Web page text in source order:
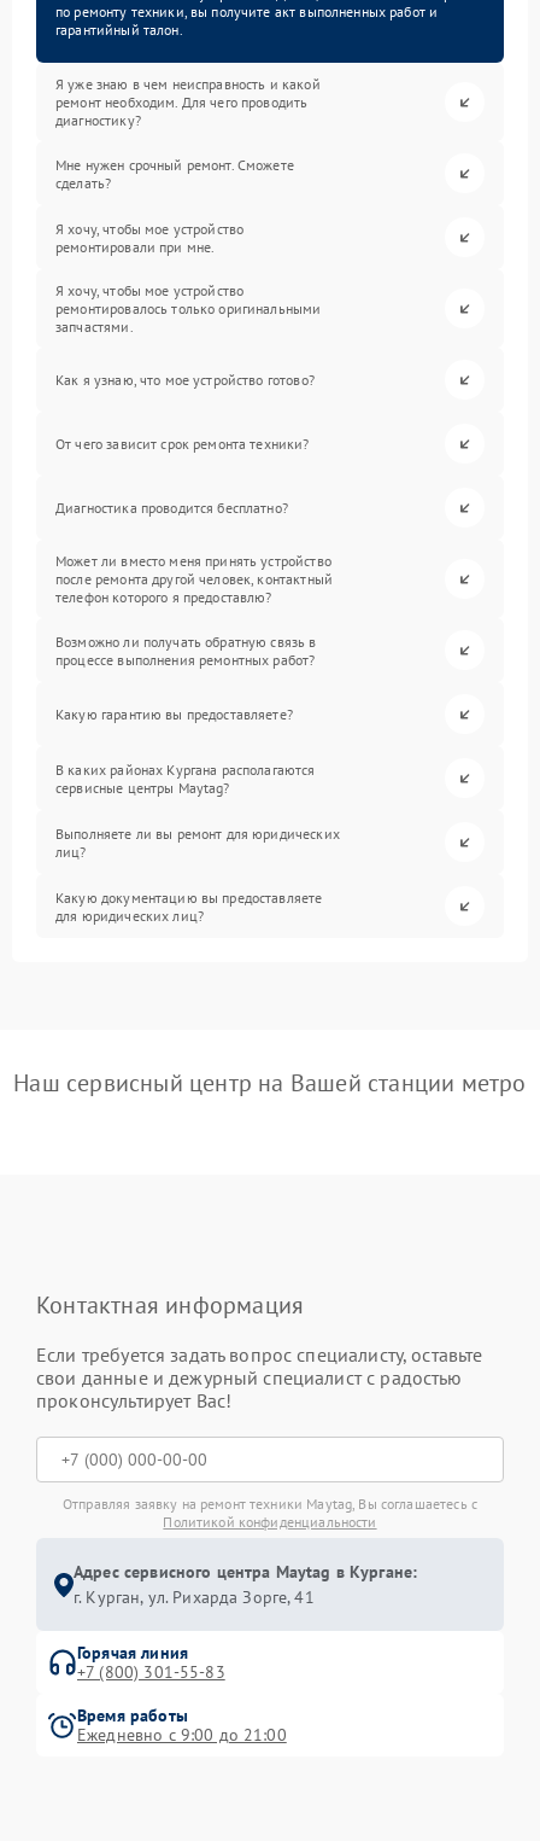
по ремонту техники, вы получите акт выполненных работ и
гарантийный талон.
Я уже знаю в чем неисправность и какой
ремонт необходим. Для чего проводить
диагностику?
Мне нужен срочный ремонт. Сможете
сделать?
Я хочу, чтобы мое устройство
ремонтировали при мне.
Я хочу, чтобы мое устройство
ремонтировалось только оригинальными
запчастями.
Как я узнаю, что мое устройство готово?
От чего зависит срок ремонта техники?
Диагностика проводится бесплатно?
Может ли вместо меня принять устройство
после ремонта другой человек, контактный
телефон которого я предоставлю?
Возможно ли получать обратную связь в
процессе выполнения ремонтных работ?
Какую гарантию вы предоставляете?
В каких районах Кургана располагаются
сервисные центры Maytag?
Выполняете ли вы ремонт для юридических
лиц?
Какую документацию вы предоставляете
для юридических лиц?
Наш сервисный центр на Вашей станции метро
Контактная информация
Если требуется задать вопрос специалисту, оставьте
свои данные и дежурный специалист с радостью
проконсультирует Вас!
Отправляя заявку на ремонт техники Maytag, Вы соглашаетесь с
Политикой конфиденциальности
Адрес сервисного центра Maytag в Кургане:
г. Курган, ул. Рихарда Зорге, 41
Горячая линия
+7 (800) 301-55-83
Время работы
Ежедневно с 9:00 до 21:00